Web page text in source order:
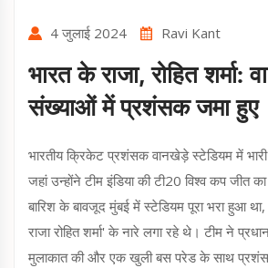
4 जुलाई 2024 Ravi Kant
भारत के राजा, रोहित शर्मा:
संख्याओं में प्रशंसक जमा हुए
भारतीय क्रिकेट प्रशंसक वानखेड़े स्टेडियम में
जहां उन्होंने टीम इंडिया की टी20 विश्व कप जीत
बारिश के बावजूद मुंबई में स्टेडियम पूरा भरा हुआ
राजा रोहित शर्मा' के नारे लगा रहे थे। टीम ने
मुलाकात की और एक खुली बस परेड के साथ